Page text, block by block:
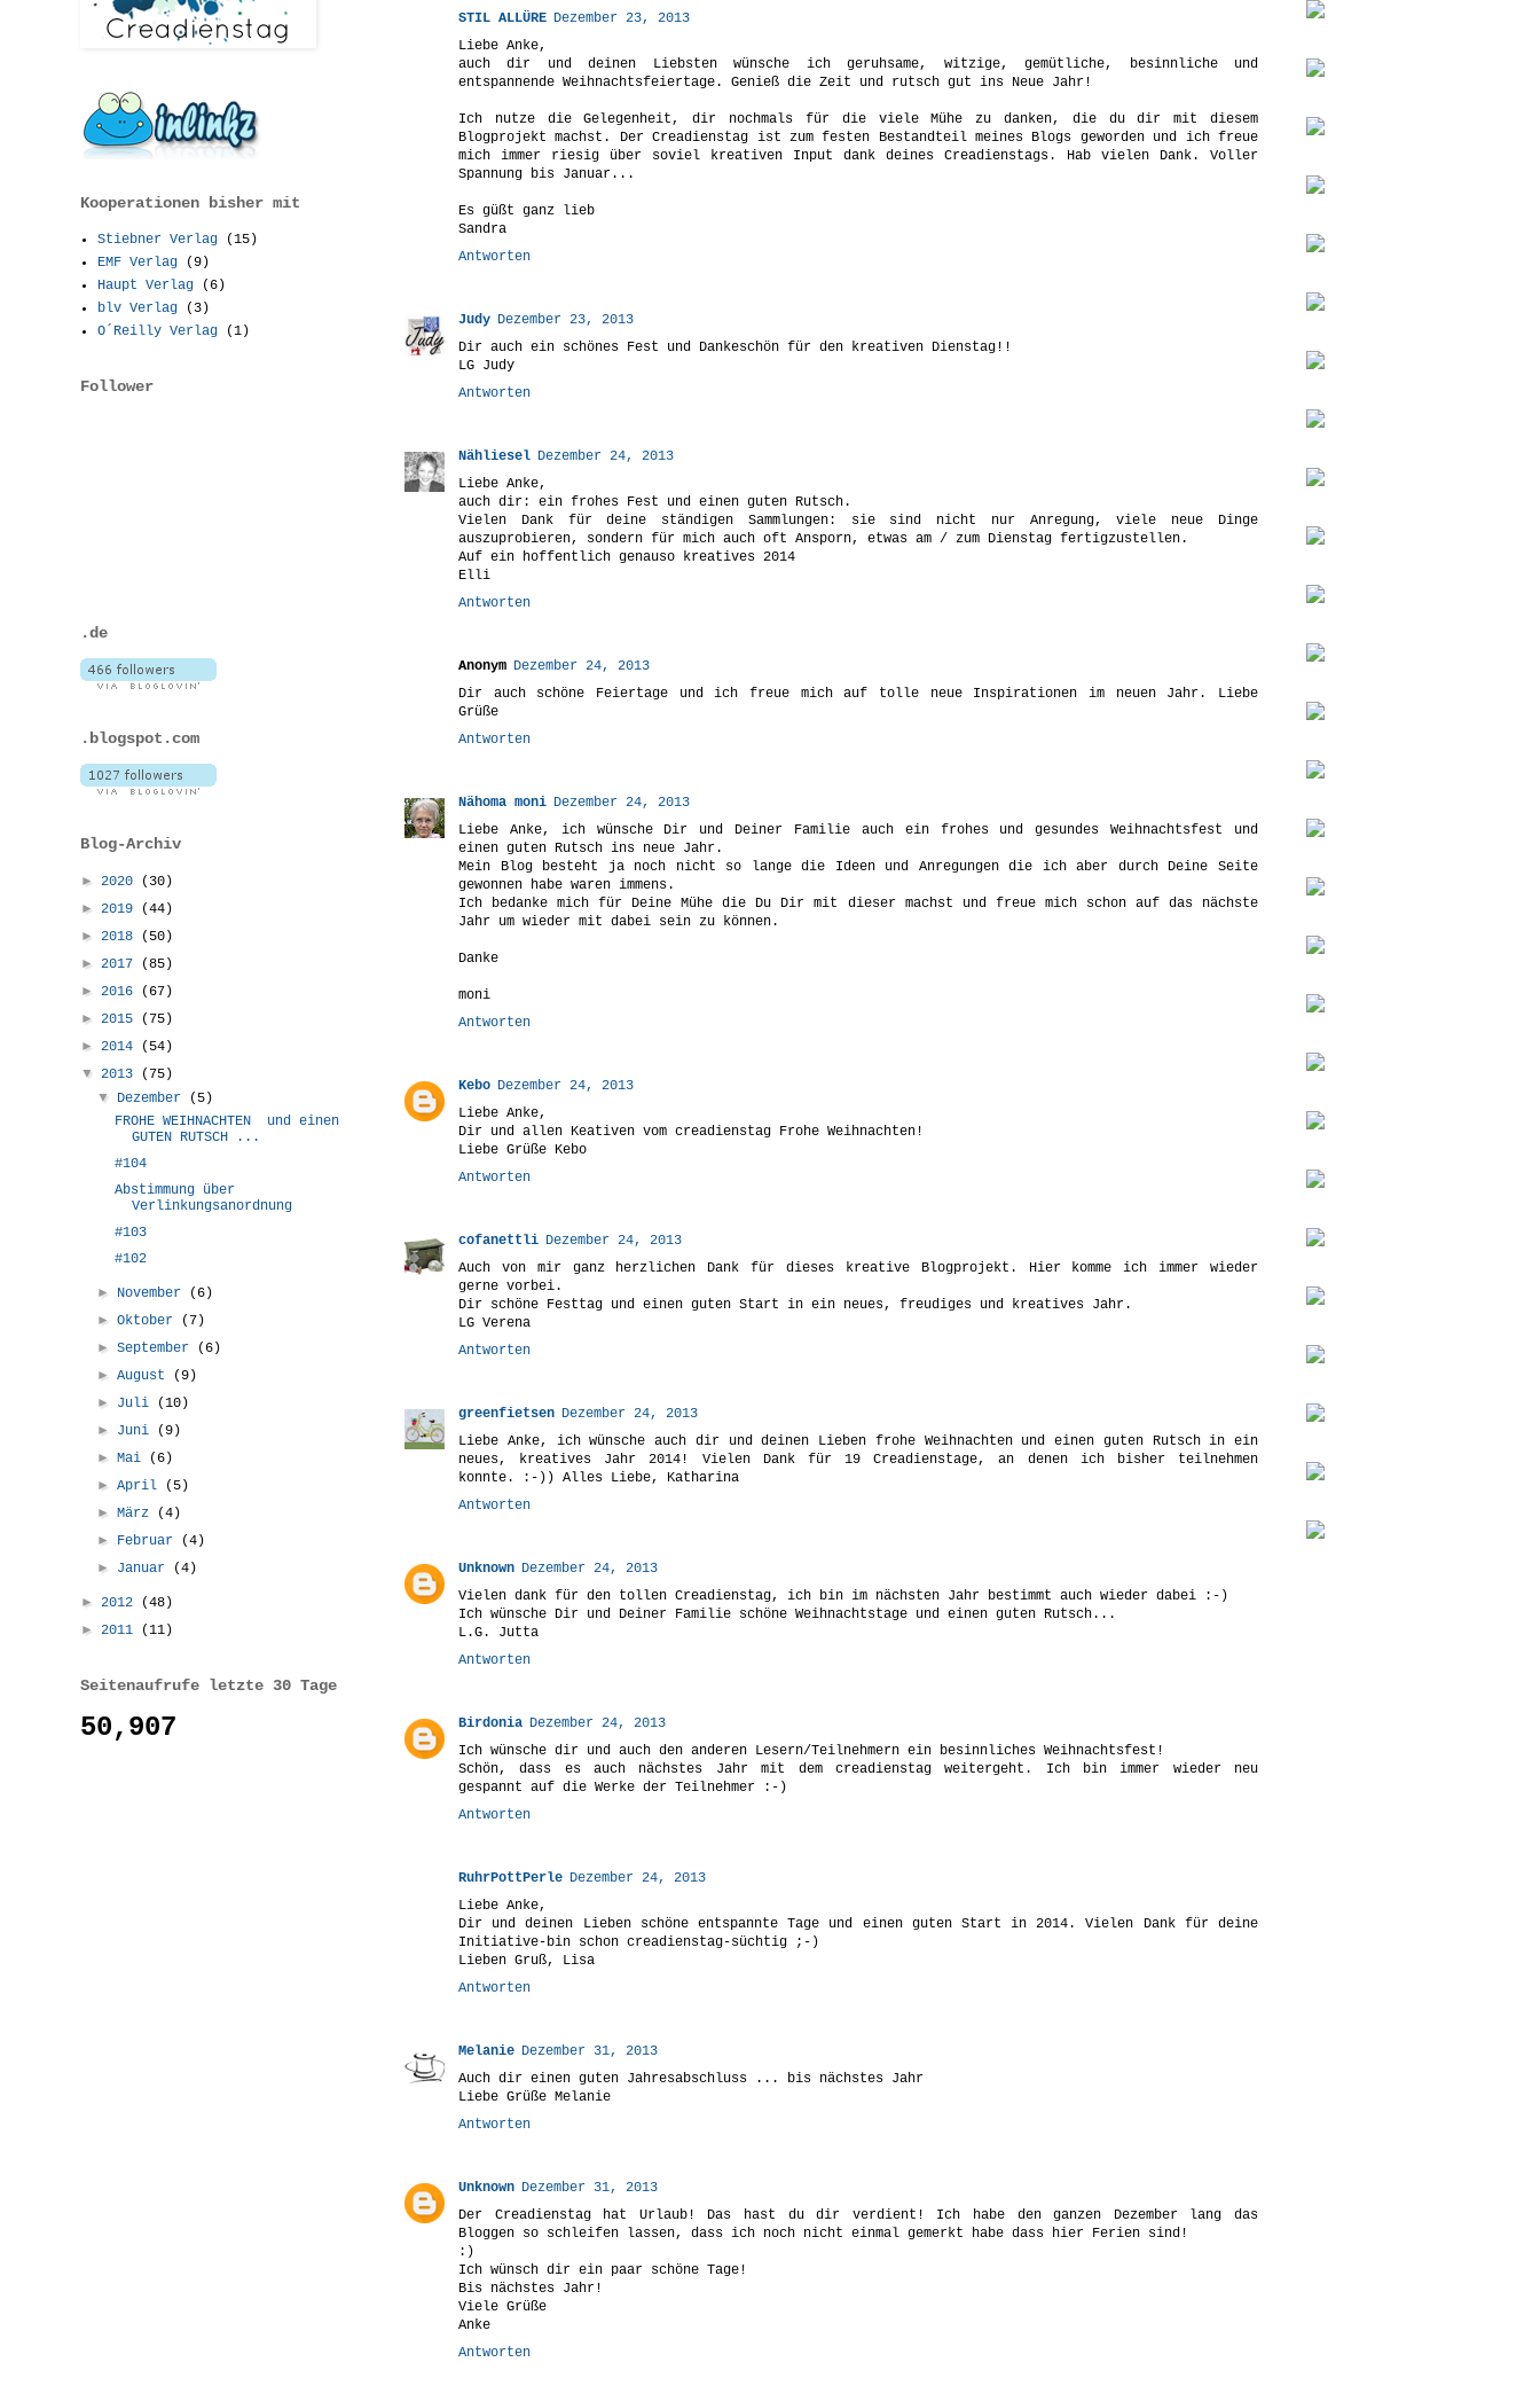
STIL ALLÜRE Dezember 23, 2013
Liebe Anke,
auch dir und deinen Liebsten wünsche ich geruhsame, witzige, gemütliche, besinnliche und
entspannende Weihnachtsfeiertage. Genieß die Zeit und rutsch gut ins Neue Jahr!
Ich nutze die Gelegenheit, dir nochmals für die viele Mühe zu danken, die du dir mit diesem
Blogprojekt machst. Der Creadienstag ist zum festen Bestandteil meines Blogs geworden und ich freue
mich immer riesig über soviel kreativen Input dank deines Creadienstags. Hab vielen Dank. Voller
Spannung bis Januar...
Es güßt ganz lieb
Sandra
Antworten
Judy Dezember 23, 2013
Dir auch ein schönes Fest und Dankeschön für den kreativen Dienstag!!
LG Judy
Antworten
Nähliesel Dezember 24, 2013
Liebe Anke,
auch dir: ein frohes Fest und einen guten Rutsch.
Vielen Dank für deine ständigen Sammlungen: sie sind nicht nur Anregung, viele neue Dinge
auszuprobieren, sondern für mich auch oft Ansporn, etwas am / zum Dienstag fertigzustellen.
Auf ein hoffentlich genauso kreatives 2014
Elli
Antworten
Anonym Dezember 24, 2013
Dir auch schöne Feiertage und ich freue mich auf tolle neue Inspirationen im neuen Jahr. Liebe
Grüße
Antworten
Nähoma moni Dezember 24, 2013
Liebe Anke, ich wünsche Dir und Deiner Familie auch ein frohes und gesundes Weihnachtsfest und
einen guten Rutsch ins neue Jahr.
Mein Blog besteht ja noch nicht so lange die Ideen und Anregungen die ich aber durch Deine Seite
gewonnen habe waren immens.
Ich bedanke mich für Deine Mühe die Du Dir mit dieser machst und freue mich schon auf das nächste
Jahr um wieder mit dabei sein zu können.
Danke
moni
Antworten
Kebo Dezember 24, 2013
Liebe Anke,
Dir und allen Keativen vom creadienstag Frohe Weihnachten!
Liebe Grüße Kebo
Antworten
cofanettli Dezember 24, 2013
Auch von mir ganz herzlichen Dank für dieses kreative Blogprojekt. Hier komme ich immer wieder
gerne vorbei.
Dir schöne Festtag und einen guten Start in ein neues, freudiges und kreatives Jahr.
LG Verena
Antworten
greenfietsen Dezember 24, 2013
Liebe Anke, ich wünsche auch dir und deinen Lieben frohe Weihnachten und einen guten Rutsch in ein
neues, kreatives Jahr 2014! Vielen Dank für 19 Creadienstage, an denen ich bisher teilnehmen
konnte. :-)) Alles Liebe, Katharina
Antworten
Unknown Dezember 24, 2013
Vielen dank für den tollen Creadienstag, ich bin im nächsten Jahr bestimmt auch wieder dabei :-)
Ich wünsche Dir und Deiner Familie schöne Weihnachtstage und einen guten Rutsch...
L.G. Jutta
Antworten
Birdonia Dezember 24, 2013
Ich wünsche dir und auch den anderen Lesern/Teilnehmern ein besinnliches Weihnachtsfest!
Schön, dass es auch nächstes Jahr mit dem creadienstag weitergeht. Ich bin immer wieder neu
gespannt auf die Werke der Teilnehmer :-)
Antworten
RuhrPottPerle Dezember 24, 2013
Liebe Anke,
Dir und deinen Lieben schöne entspannte Tage und einen guten Start in 2014. Vielen Dank für deine
Initiative-bin schon creadienstag-süchtig ;-)
Lieben Gruß, Lisa
Antworten
Melanie Dezember 31, 2013
Auch dir einen guten Jahresabschluss ... bis nächstes Jahr
Liebe Grüße Melanie
Antworten
Unknown Dezember 31, 2013
Der Creadienstag hat Urlaub! Das hast du dir verdient! Ich habe den ganzen Dezember lang das
Bloggen so schleifen lassen, dass ich noch nicht einmal gemerkt habe dass hier Ferien sind!
:)
Ich wünsch dir ein paar schöne Tage!
Bis nächstes Jahr!
Viele Grüße
Anke
Antworten
Kooperationen bisher mit
Stiebner Verlag
(15)
EMF Verlag
(9)
Haupt Verlag
(6)
blv Verlag
(3)
O´Reilly Verlag
(1)
Follower
.de
.blogspot.com
Blog-Archiv
► 2020
(30)
► 2019
(44)
► 2018
(50)
► 2017
(85)
► 2016
(67)
► 2015
(75)
► 2014
(54)
▼ 2013
(75)
▼ Dezember
(5)
FROHE WEIHNACHTEN und einen
GUTEN RUTSCH ...
#104
Abstimmung über
Verlinkungsanordnung
#103
#102
► November
(6)
►Oktober
(7)
►September
(6)
►August
(9)
► Juli
(10)
► Juni
(9)
►Mai
(6)
►April
(5)
►März
(4)
► Februar
(4)
► Januar (4)
► 2012
(48)
► 2011 (11)
Seitenaufrufe letzte 30 Tage
50,907